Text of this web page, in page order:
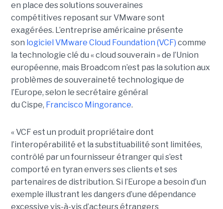
en place des solutions souveraines
compétitives reposant sur VMware sont
exagérées. L’entreprise américaine présente
son logiciel VMware Cloud Foundation (VCF) comme
la technologie clé du « cloud souverain » de l’Union
européenne, mais Broadcom n’est pas la solution aux
problèmes de souveraineté technologique de
l’Europe, selon le secrétaire général
du Cispe, Francisco Mingorance.
« VCF est un produit propriétaire dont
l’interopérabilité et la substituabilité sont limitées,
contrôlé par un fournisseur étranger qui s’est
comporté en tyran envers ses clients et ses
partenaires de distribution. Si l’Europe a besoin d’un
exemple illustrant les dangers d’une dépendance
excessive vis-à-vis d’acteurs étrangers